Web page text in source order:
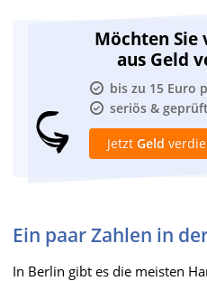
Möchten Sie
aus Geld
bis zu 15 Euro
seriös & geprüft
Jetzt Geld
Ein paar Zahlen in
In Berlin gibt es die meisten